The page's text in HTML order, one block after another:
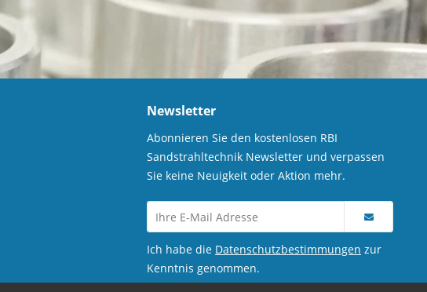
Newsletter
Abonnieren Sie den kostenlosen RBI
Sandstrahltechnik Newsletter und verpassen
Sie keine Neuigkeit oder Aktion mehr.
Ich habe die Datenschutzbestimmungen zur
Kenntnis genommen.